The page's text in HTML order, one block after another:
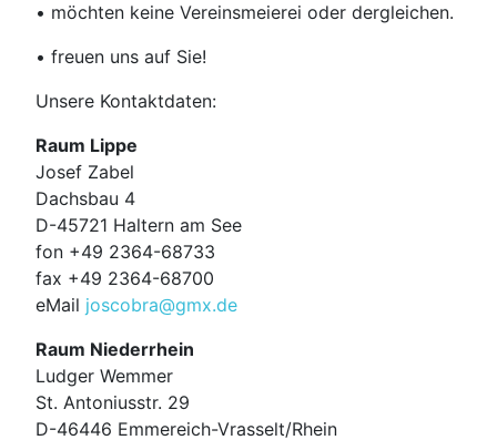
• möchten keine Vereinsmeierei oder dergleichen.
• freuen uns auf Sie!
Unsere Kontaktdaten:
Raum Lippe
Josef Zabel
Dachsbau 4
D-45721 Haltern am See
fon +49 2364-68733
fax +49 2364-68700
eMail joscobra@gmx.de
Raum Niederrhein
Ludger Wemmer
St. Antoniusstr. 29
D-46446 Emmereich-Vrasselt/Rhein